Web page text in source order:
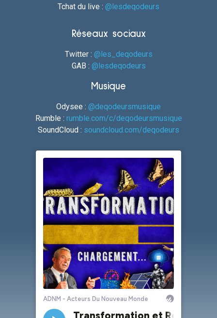
Tchat du live : @lesdeqodeurs
Réseaux sociaux
Twitter : @les_deqodeurs
GAB : @lesdeqodeurs
Musique
Odysee : @deqodeursmusique
Rumble : rumble.com/c/deqodeursmusique
SoundCloud : soundcloud.com/deqodeurs